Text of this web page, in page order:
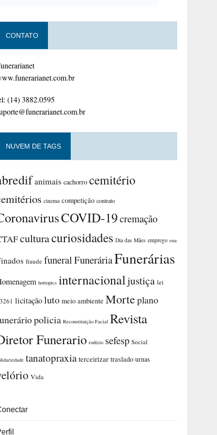
CONTATO
(14) 3882.0595
NUVEM DE TAGS
animais cachorro cemitério
cinema competição contrato
COVID-19cremação
culturacuriosidades Dia das Mães emprego eua
fraude funeralFuneráriaFunerárias
hottopics internacionaljustiça lei
licitaçãoluto meio ambiente Morteplano
policia Reconstituição Facial Revista
Funerario rodízio sefesp Social
tanatopraxia terceirizar traslado urnas
Vida